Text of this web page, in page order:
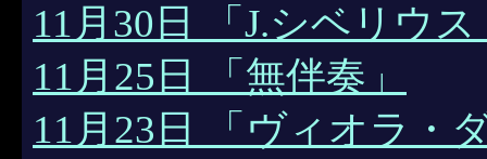
11月30日 「J.シベリウス
11月25日 「無伴奏」
11月23日 「ヴィオラ・